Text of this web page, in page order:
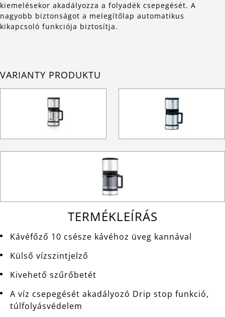
kiemelésekor akadályozza a folyadék csepegését. A
nagyobb biztonságot a melegítőlap automatikus
kikapcsoló funkciója biztosítja.
VARIANTY PRODUKTU
TERMÉKLEÍRÁS
Kávéfőző 10 csésze kávéhoz üveg kannával
Külső vízszintjelző
Kivehető szűrőbetét
A víz csepegését akadályozó Drip stop funkció,
túlfolyásvédelem